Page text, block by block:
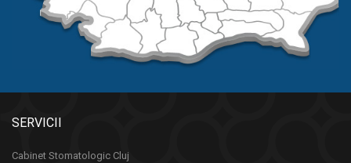
SERVICII
Cabinet Stomatologic Cluj